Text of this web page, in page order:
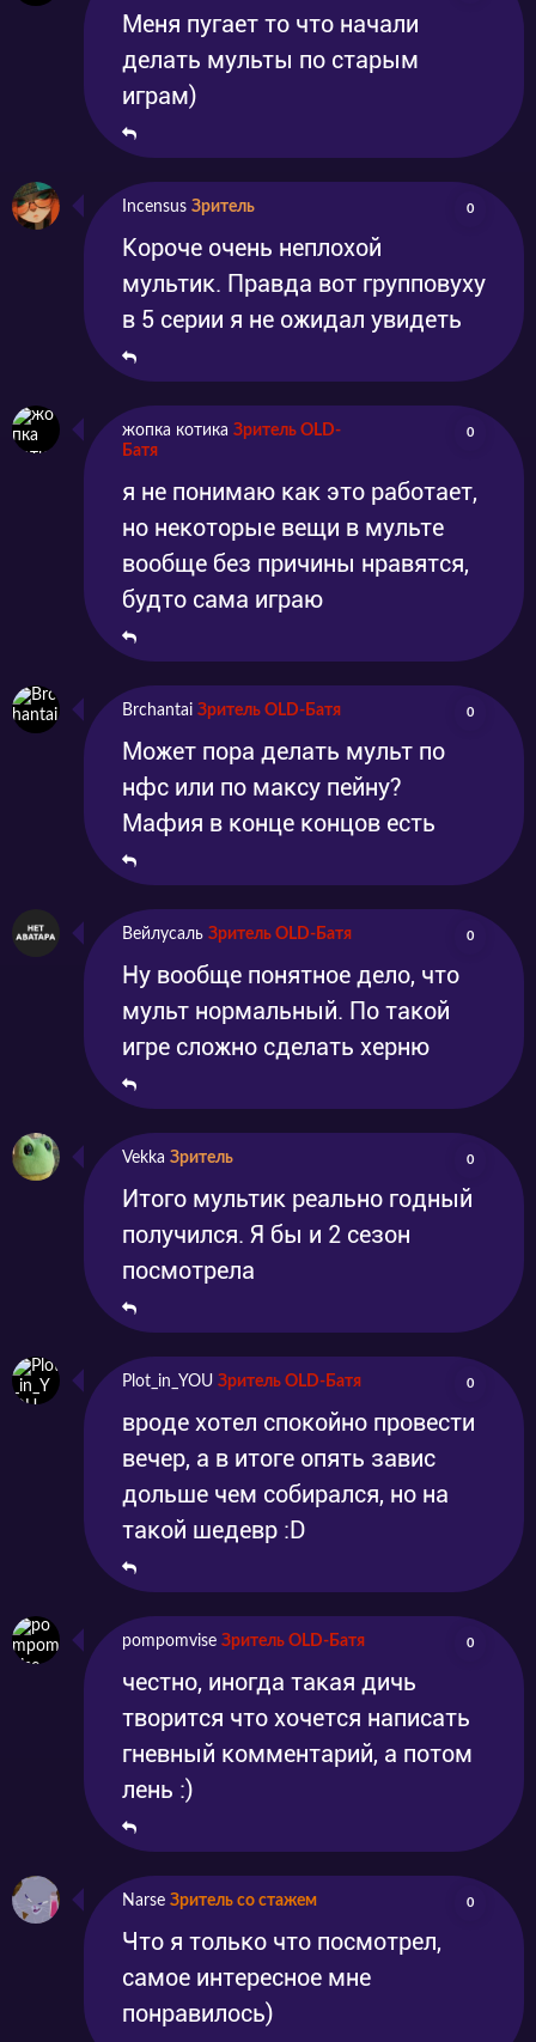
Меня пугает то что начали
делать мульты по старым
играм)
Incensus Зритель 0
Короче очень неплохой
мультик. Правда вот групповуху
в 5 серии я не ожидал увидеть
жопка котика Зритель OLD-
Батя
0
я не понимаю как это работает,
но некоторые вещи в мульте
вообще без причины нравятся,
будто сама играю
Brchantai Зритель OLD-Батя 0
Может пора делать мульт по
нфс или по максу пейну?
Мафия в конце концов есть
Вейлусаль Зритель OLD-Батя 0
Ну вообще понятное дело, что
мульт нормальный. По такой
игре сложно сделать херню
Vekka Зритель 0
Итого мультик реально годный
получился. Я бы и 2 сезон
посмотрела
Plot_in_YOU Зритель OLD-Батя 0
вроде хотел спокойно провести
вечер, а в итоге опять завис
дольше чем собирался, но на
такой шедевр :D
pompomvise Зритель OLD-Батя 0
честно, иногда такая дичь
творится что хочется написать
гневный комментарий, а потом
лень :)
Narse Зритель со стажем 0
Что я только что посмотрел,
самое интересное мне
понравилось)